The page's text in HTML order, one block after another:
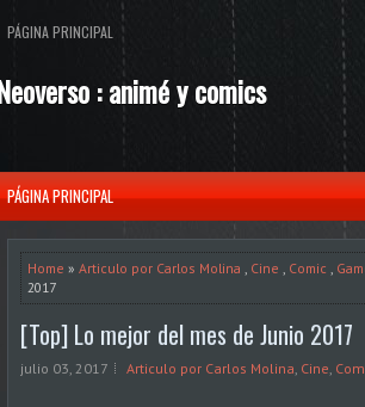
PÁGINA PRINCIPAL
: animé y comics
PÁGINA PRINCIPAL
Home » Articulo por Carlos Molina , Cine , Comic ,
2017
[Top] Lo mejor del mes de Junio 2017
julio 03, 2017 Articulo por Carlos Molina, Cine,